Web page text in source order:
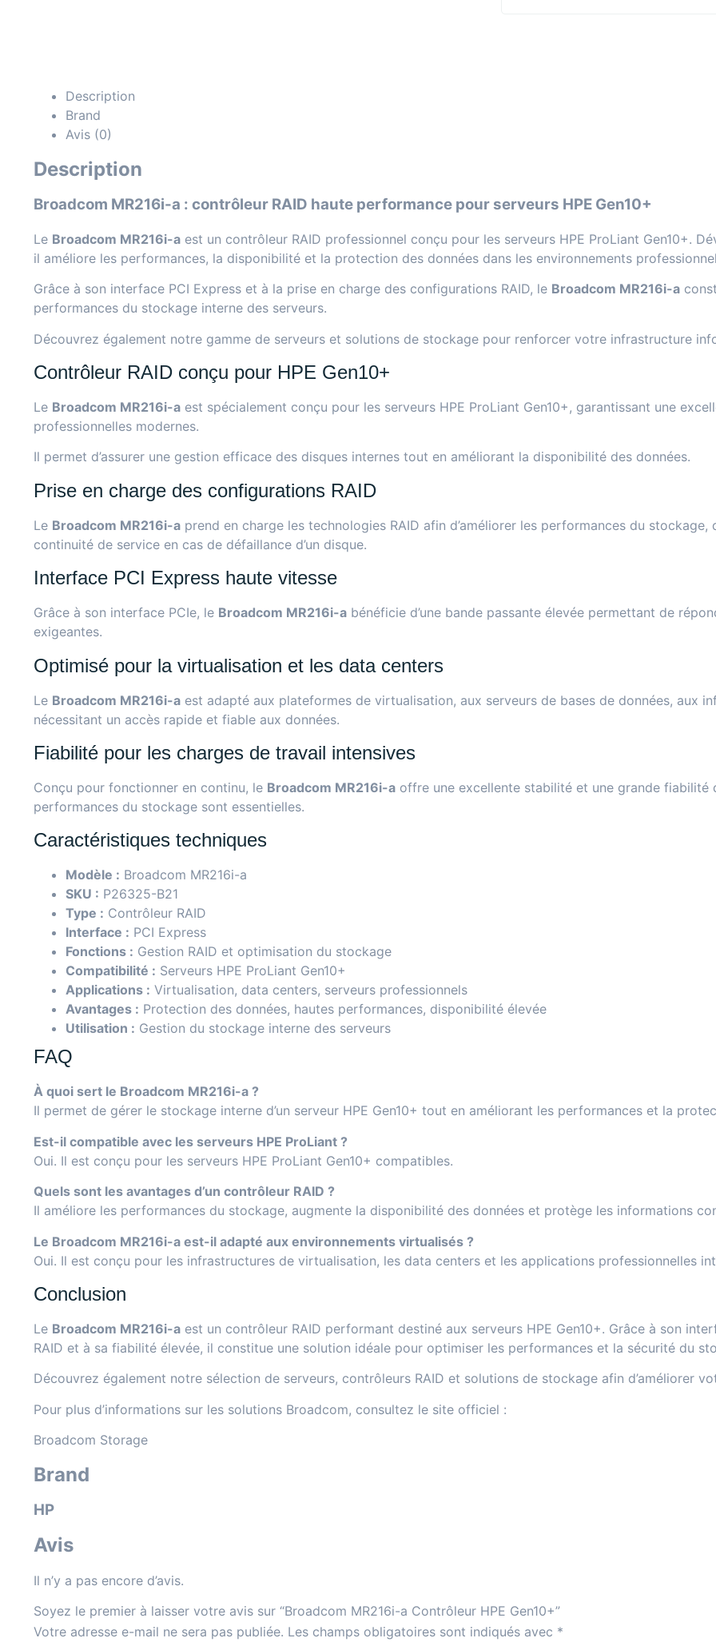
Description
Brand
Avis (0)
Description
Broadcom MR216i-a : contrôleur RAID haute performance pour serveurs HPE Gen10+
Le Broadcom MR216i-a est un contrôleur RAID professionnel conçu pour les serveurs HPE ProLiant Gen10+.
il améliore les performances, la disponibilité et la protection des données dans les environnements
Grâce à son interface PCI Express et à la prise en charge des configurations RAID, le Broadcom MR216i-a
performances du stockage interne des serveurs.
Découvrez également notre gamme de serveurs et solutions de stockage pour renforcer votre infrastructure
Contrôleur RAID conçu pour HPE Gen10+
Le Broadcom MR216i-a est spécialement conçu pour les serveurs HPE ProLiant Gen10+, garantissant une
professionnelles modernes.
Il permet d’assurer une gestion efficace des disques internes tout en améliorant la disponibilité des données.
Prise en charge des configurations RAID
Le Broadcom MR216i-a prend en charge les technologies RAID afin d’améliorer les performances du stockage,
continuité de service en cas de défaillance d’un disque.
Interface PCI Express haute vitesse
Grâce à son interface PCIe, le Broadcom MR216i-a bénéficie d’une bande passante élevée permettant de
exigeantes.
Optimisé pour la virtualisation et les data centers
Le Broadcom MR216i-a est adapté aux plateformes de virtualisation, aux serveurs de bases de données, aux
nécessitant un accès rapide et fiable aux données.
Fiabilité pour les charges de travail intensives
Conçu pour fonctionner en continu, le Broadcom MR216i-a offre une excellente stabilité et une grande fiabilité
performances du stockage sont essentielles.
Caractéristiques techniques
Modèle : Broadcom MR216i-a
SKU : P26325-B21
Type : Contrôleur RAID
Interface : PCI Express
Fonctions : Gestion RAID et optimisation du stockage
Compatibilité : Serveurs HPE ProLiant Gen10+
Applications : Virtualisation, data centers, serveurs professionnels
Avantages : Protection des données, hautes performances, disponibilité élevée
Utilisation : Gestion du stockage interne des serveurs
FAQ
À quoi sert le Broadcom MR216i-a ?
Il permet de gérer le stockage interne d’un serveur HPE Gen10+ tout en améliorant les performances et la
Est-il compatible avec les serveurs HPE ProLiant ?
Oui. Il est conçu pour les serveurs HPE ProLiant Gen10+ compatibles.
Quels sont les avantages d’un contrôleur RAID ?
Il améliore les performances du stockage, augmente la disponibilité des données et protège les informations
Le Broadcom MR216i-a est-il adapté aux environnements virtualisés ?
Oui. Il est conçu pour les infrastructures de virtualisation, les data centers et les applications professionnelles
Conclusion
Le Broadcom MR216i-a est un contrôleur RAID performant destiné aux serveurs HPE Gen10+. Grâce à son
RAID et à sa fiabilité élevée, il constitue une solution idéale pour optimiser les performances et la sécurité du
Découvrez également notre sélection de serveurs, contrôleurs RAID et solutions de stockage afin d’améliorer
Pour plus d’informations sur les solutions Broadcom, consultez le site officiel :
Broadcom Storage
Brand
HP
Avis
Il n’y a pas encore d’avis.
Soyez le premier à laisser votre avis sur “Broadcom MR216i-a Contrôleur HPE Gen10+”
Votre adresse e-mail ne sera pas publiée. Les champs obligatoires sont indiqués avec *